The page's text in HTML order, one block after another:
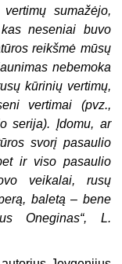
sumažėjo,
neseniai buvo
reikšmė mūsų
nebemoka
kūrinių vertimų,
vertimai (pvz.,
serija). Įdomu, ar
svorį pasaulio
ir viso pasaulio
veikalai, rusų
baletą – bene
Oneginas“, L.